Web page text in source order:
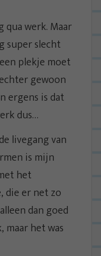
qua werk. Maar
super slecht
plekje moet
gewoon
ergens is dat
dus…
livegang van
is mijn
het
die er net zo
dan goed
maar het was